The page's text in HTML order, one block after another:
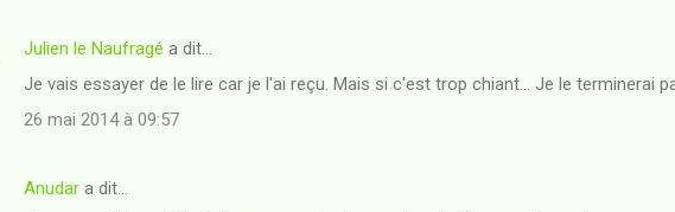
Julien le Naufragé a dit…
Je vais essayer de le lire car je l'ai reçu. Mais si c'est trop chiant... Je le terminerai
26 mai 2014 à 09:57
Anudar a dit…